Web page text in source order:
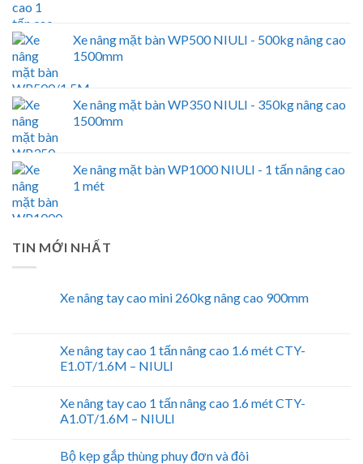
Xe nâng mặt bàn WP500 NIULI - 500kg nâng cao
1500mm
Xe nâng mặt bàn WP350 NIULI - 350kg nâng cao
1500mm
Xe nâng mặt bàn WP1000 NIULI - 1 tấn nâng cao
1 mét
TIN MỚI NHẤT
Xe nâng tay cao mini 260kg nâng cao 900mm
Xe nâng tay cao 1 tấn nâng cao 1.6 mét CTY-
E1.0T/1.6M – NIULI
Xe nâng tay cao 1 tấn nâng cao 1.6 mét CTY-
A1.0T/1.6M – NIULI
Bộ kẹp gắp thùng phuy đơn và đôi